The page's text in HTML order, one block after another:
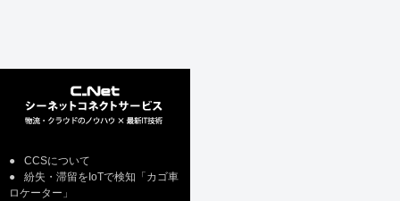
●
CCSについて
●
紛失・滞留をIoTで検知「カゴ車
ロケーター」